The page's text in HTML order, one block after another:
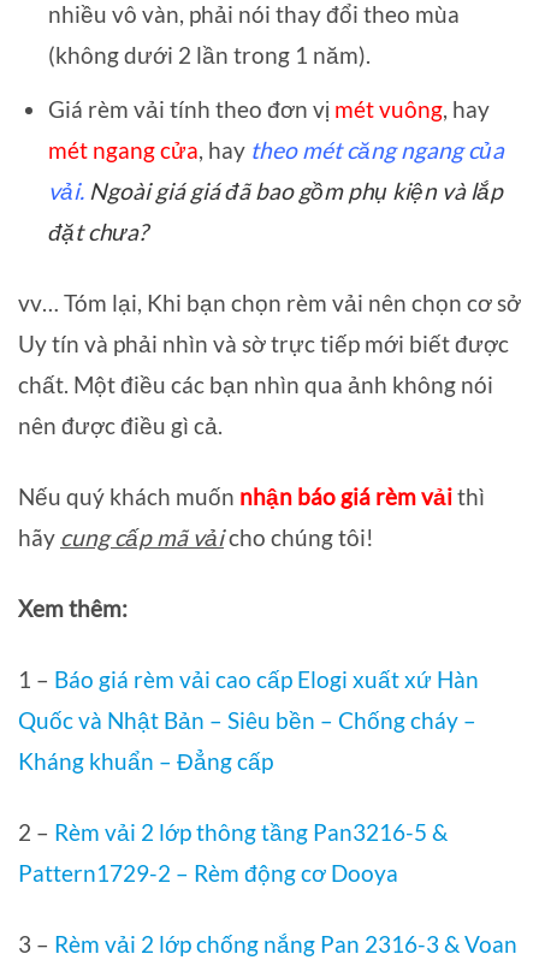
nhiều vô vàn, phải nói thay đổi theo mùa
(không dưới 2 lần trong 1 năm).
Giá rèm vải tính theo đơn vị mét vuông, hay
mét ngang cửa, hay theo mét căng ngang của
vải.Ngoài giá giá đã bao gồm phụ kiện và lắp
đặt chưa?
vv… Tóm lại, Khi bạn chọn rèm vải nên chọn cơ sở
Uy tín và phải nhìn và sờ trực tiếp mới biết được
chất. Một điều các bạn nhìn qua ảnh không nói
nên được điều gì cả.
Nếu quý khách muốn nhận báo giá rèm vảithì
hãy cung cấp mã vảicho chúng tôi!
Xem thêm:
1 – Báo giá rèm vải cao cấp Elogi xuất xứ Hàn
Quốc và Nhật Bản – Siêu bền – Chống cháy –
Kháng khuẩn – Đẳng cấp
2 – Rèm vải 2 lớp thông tầng Pan3216-5 &
Pattern1729-2 – Rèm động cơ Dooya
3 – Rèm vải 2 lớp chống nắng Pan 2316-3 & Voan